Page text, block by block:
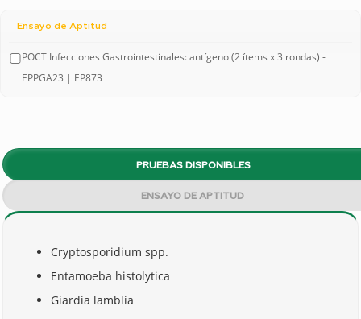
Ensayo de Aptitud
POCT Infecciones Gastrointestinales: antígeno (2 ítems x 3 rondas) -
EPPGA23 | EP873
PRUEBAS DISPONIBLES
ENSAYO DE APTITUD
Cryptosporidium spp.
Entamoeba histolytica
Giardia lamblia